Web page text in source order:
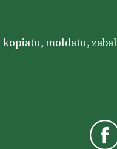
moldatu,